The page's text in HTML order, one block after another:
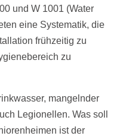
und W 1001 (Water
eine Systematik, die
frühzeitig zu
zu
mangelnder
Legionellen. Was soll
ist der